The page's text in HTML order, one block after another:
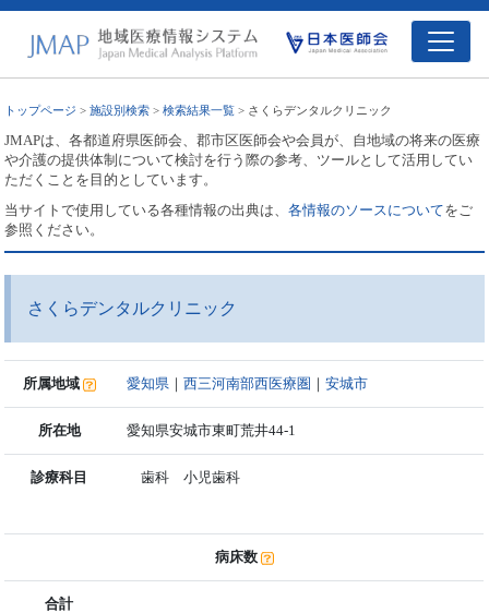
トップページ >施設別検索 >検索結果一覧 > さくらデンタルクリニック
JMAPは、各都道府県医師会、郡市区医師会や会員が、自地域の将来の医療
や介護の提供体制について検討を行う際の参考、ツールとして活用してい
ただくことを目的としています。
当サイトで使用している各種情報の出典は、各情報のソースについてをご
参照ください。
さくらデンタルクリニック
所属地域 愛知県 ｜西三河南部西医療圏 ｜安城市
所在地 愛知県安城市東町荒井44-1
診療科目 歯科 小児歯科
病床数
合計